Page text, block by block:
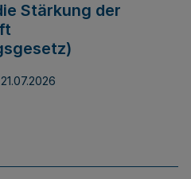
Stärkung der
21.07.2026